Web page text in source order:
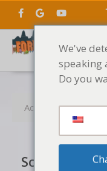
Accueil Produits
Scratch DJ
We've
speaking
Do you